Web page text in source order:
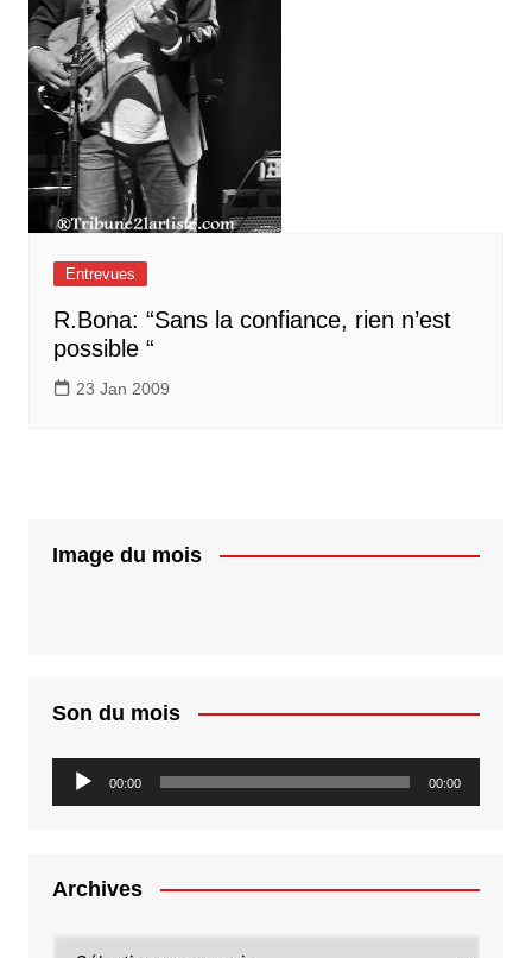
Entrevues
R.Bona: “Sans la confiance, rien n’est
possible “
23 Jan 2009
Image du mois
Son du mois
Lecteur
audio
00:00 00:00
Archives